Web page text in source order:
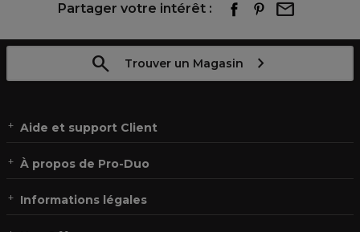
Partager votre intérêt :
Trouver un Magasin
Aide et support Client
À propos de Pro-Duo
Informations légales